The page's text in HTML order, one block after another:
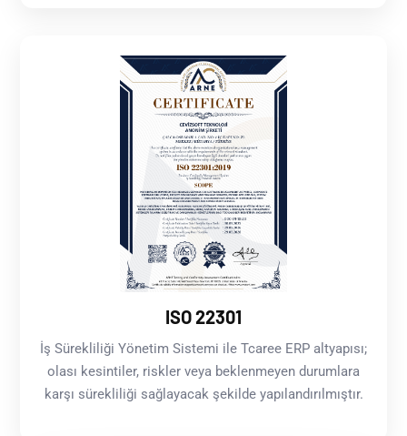
ISO 22301
İş Sürekliliği Yönetim Sistemi ile Tcaree ERP altyapısı;
olası kesintiler, riskler veya beklenmeyen durumlara
karşı sürekliliği sağlayacak şekilde yapılandırılmıştır.